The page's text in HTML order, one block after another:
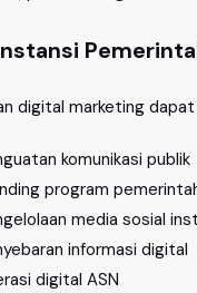
digital marketing
komunikasi publik
program
media sosial
informasi digital
digital ASN